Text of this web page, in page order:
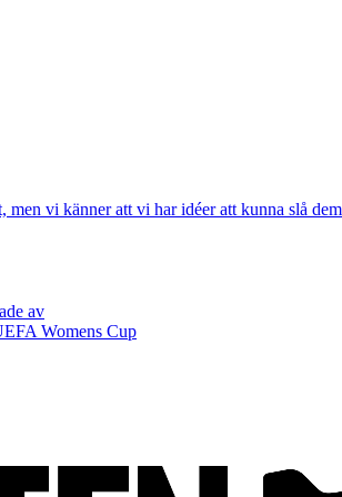
vi känner att vi har idéer att kunna slå
av
Womens Cup